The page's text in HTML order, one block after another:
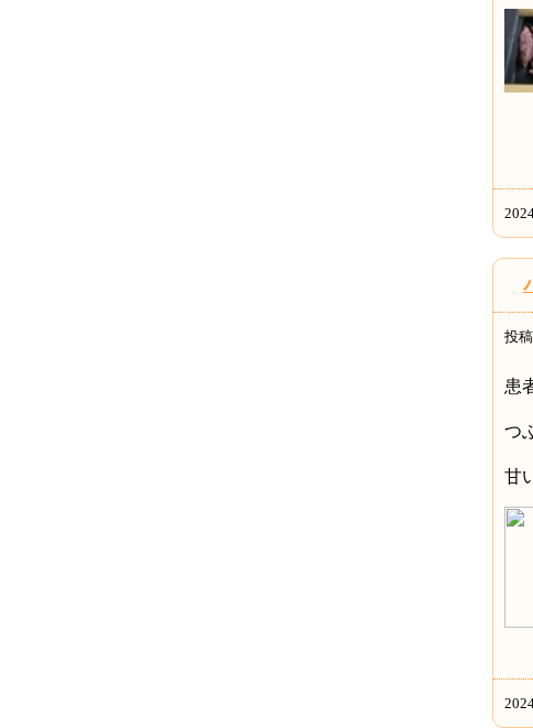
投稿
患
つ
甘